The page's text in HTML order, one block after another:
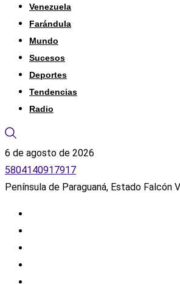
Venezuela
Farándula
Mundo
Sucesos
Deportes
Tendencias
Radio
6 de agosto de 2026
5804140917917
Península de Paraguaná, Estado Falcón